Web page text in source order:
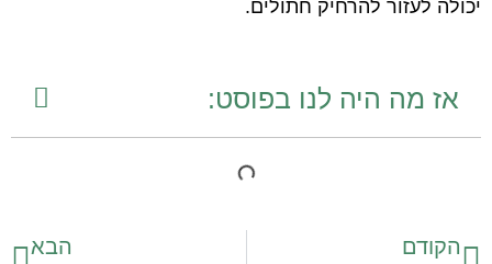
יכולה לעזור להרחיק חתולים.
אז מה היה לנו בפוסט:
הקודם הבא